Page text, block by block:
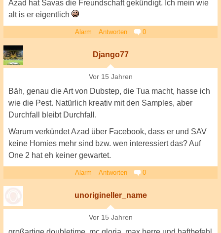
Azad hat Savas die Freundschaft gekündigt. Ich mein wie
alt is er eigentlich
Alarm Antworten 0
Django77
Vor 15 Jahren
Bäh, genau die Art von Dubstep, die Tua macht, hasse ich
wie die Pest. Natürlich kreativ mit den Samples, aber
Durchfall bleibt Durchfall.
Warum verkündet Azad über Facebook, dass er und SAV
keine Homies mehr sind bzw. wen interessiert das? Auf
One 2 hat eh keiner gewartet.
Alarm Antworten 0
unorigineller_name
Vor 15 Jahren